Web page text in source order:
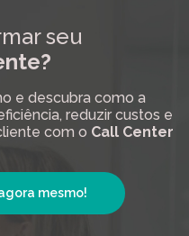
seu
e descubra como a
reduzir custos e
com o Call Center
mesmo!